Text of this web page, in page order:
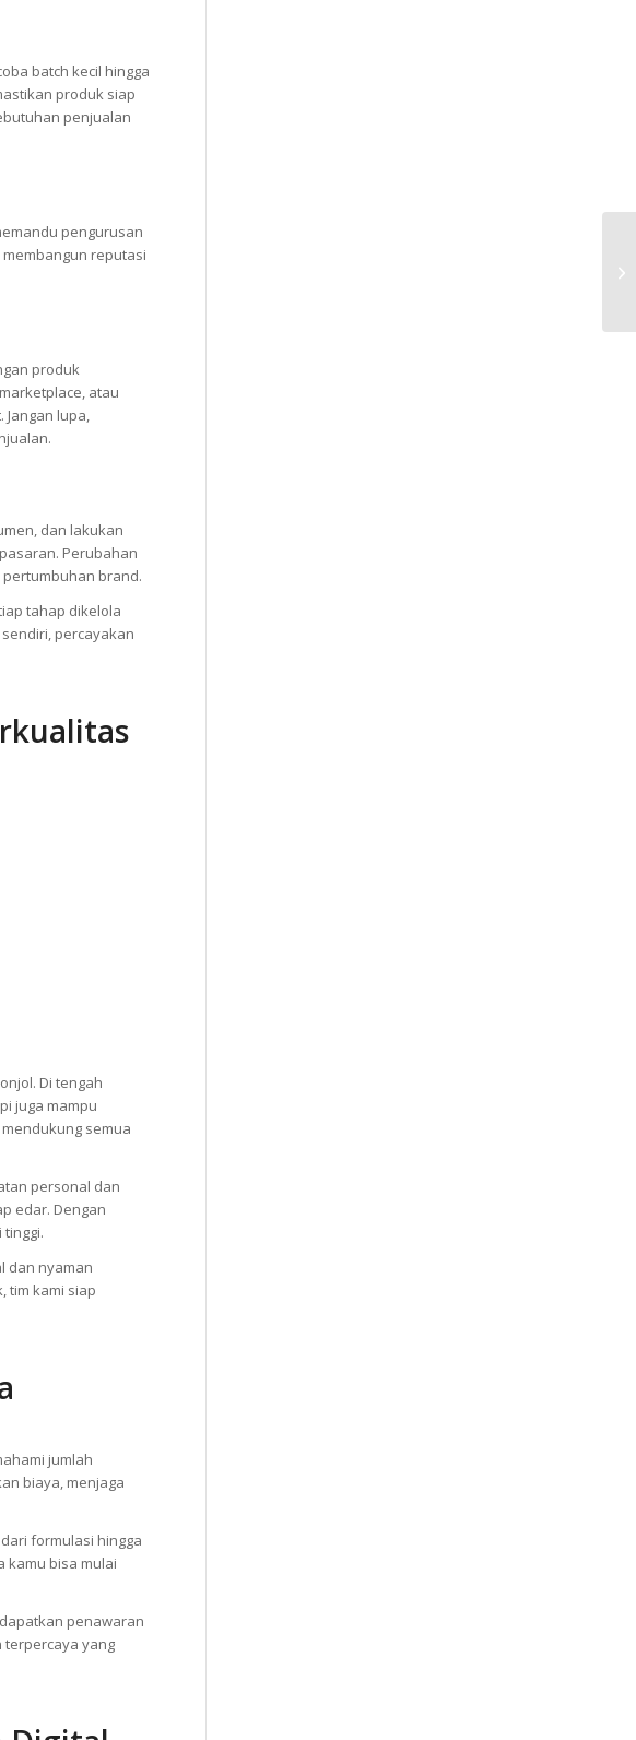
batch kecil hingga
produk siap
penjualan
pengurusan
reputasi
produk
atau
lupa,
dan lakukan
Perubahan
brand.
tahap dikelola
percayakan
Di tengah
juga mampu
semua
personal dan
edar. Dengan
dan nyaman
tim kami siap
jumlah
biaya, menjaga
formulasi hingga
kamu bisa mulai
penawaran
terpercaya yang